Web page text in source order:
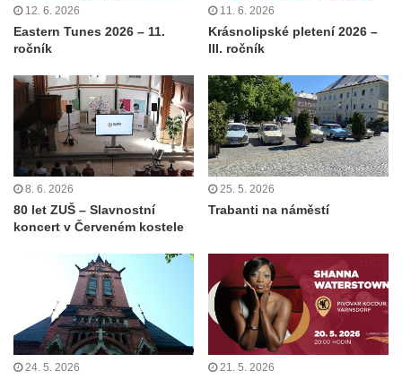
12. 6. 2026
Eastern Tunes 2026 – 11.
ročník
11. 6. 2026
Krásnolipské pletení 2026 –
III. ročník
8. 6. 2026
80 let ZUŠ – Slavnostní
koncert v Červeném kostele
25. 5. 2026
Trabanti na náměstí
24. 5. 2026 21. 5. 2026